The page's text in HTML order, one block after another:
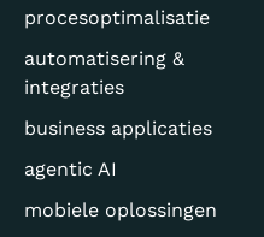
procesoptimalisatie
automatisering &
integraties
business applicaties
agentic AI
mobiele oplossingen